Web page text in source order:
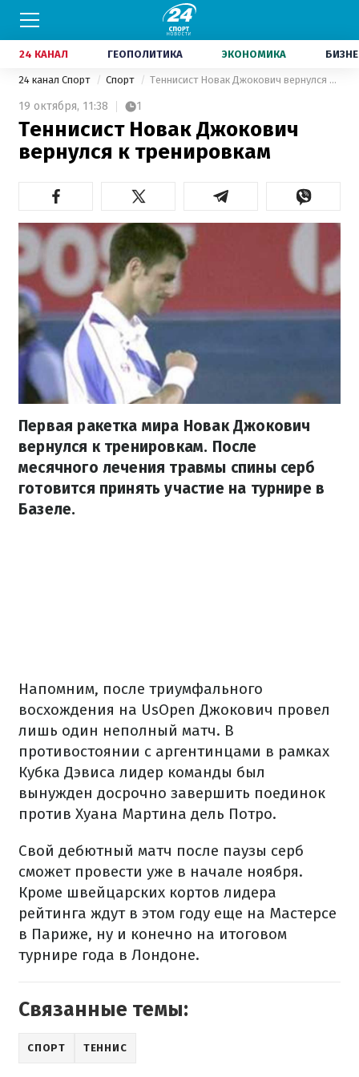
24 КАНАЛ ГЕОПОЛИТИКА ЭКОНОМИКА
24 канал Спорт Спорт Теннисист Новак Джокович вернулся к тренировкам
19 октября, 11:38 1
Теннисист Новак Джокович
вернулся к тренировкам
Первая ракетка мира Новак Джокович
вернулся к тренировкам. После
месячного лечения травмы спины серб
готовится принять участие на турнире в
Базеле.
Напомним, после триумфального
восхождения на UsOpen Джокович провел
лишь один неполный матч. В
противостоянии с аргентинцами в рамках
Кубка Дэвиса лидер команды был
вынужден досрочно завершить поединок
против Хуана Мартина дель Потро.
Свой дебютный матч после паузы серб
сможет провести уже в начале ноября.
Кроме швейцарских кортов лидера
рейтинга ждут в этом году еще на Мастерсе
в Париже, ну и конечно на итоговом
турнире года в Лондоне.
Связанные темы:
СПОРТ ТЕННИС